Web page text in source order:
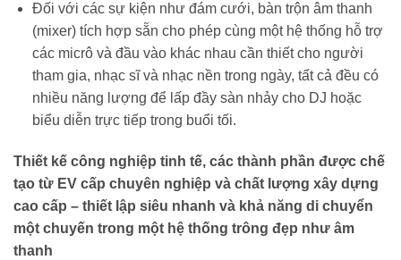
Đối với các sự kiện như đám cưới, bàn trộn âm thanh
(mixer) tích hợp sẵn cho phép cùng một hệ thống hỗ trợ
các micrô và đầu vào khác nhau cần thiết cho người
tham gia, nhạc sĩ và nhạc nền trong ngày, tất cả đều có
nhiều năng lượng để lấp đầy sàn nhảy cho DJ hoặc
biểu diễn trực tiếp trong buổi tối.
Thiết kế công nghiệp tinh tế, các thành phần được chế
tạo từ EV cấp chuyên nghiệp và chất lượng xây dựng
cao cấp – thiết lập siêu nhanh và khả năng di chuyển
một chuyến trong một hệ thống trông đẹp như âm
thanh